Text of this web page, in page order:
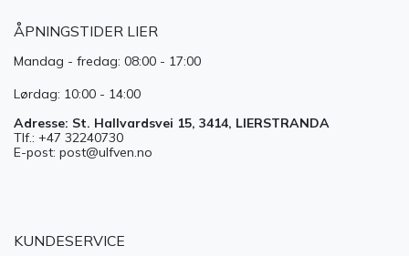
ÅPNINGSTIDER LIER
Mandag - fredag: 08:00 - 17:00
Lørdag: 10:00 - 14:00
Adresse: St. Hallvardsvei 15, 3414, LIERSTRANDA
Tlf.: +47 32240730
E-post: post@ulfven.no
KUNDESERVICE